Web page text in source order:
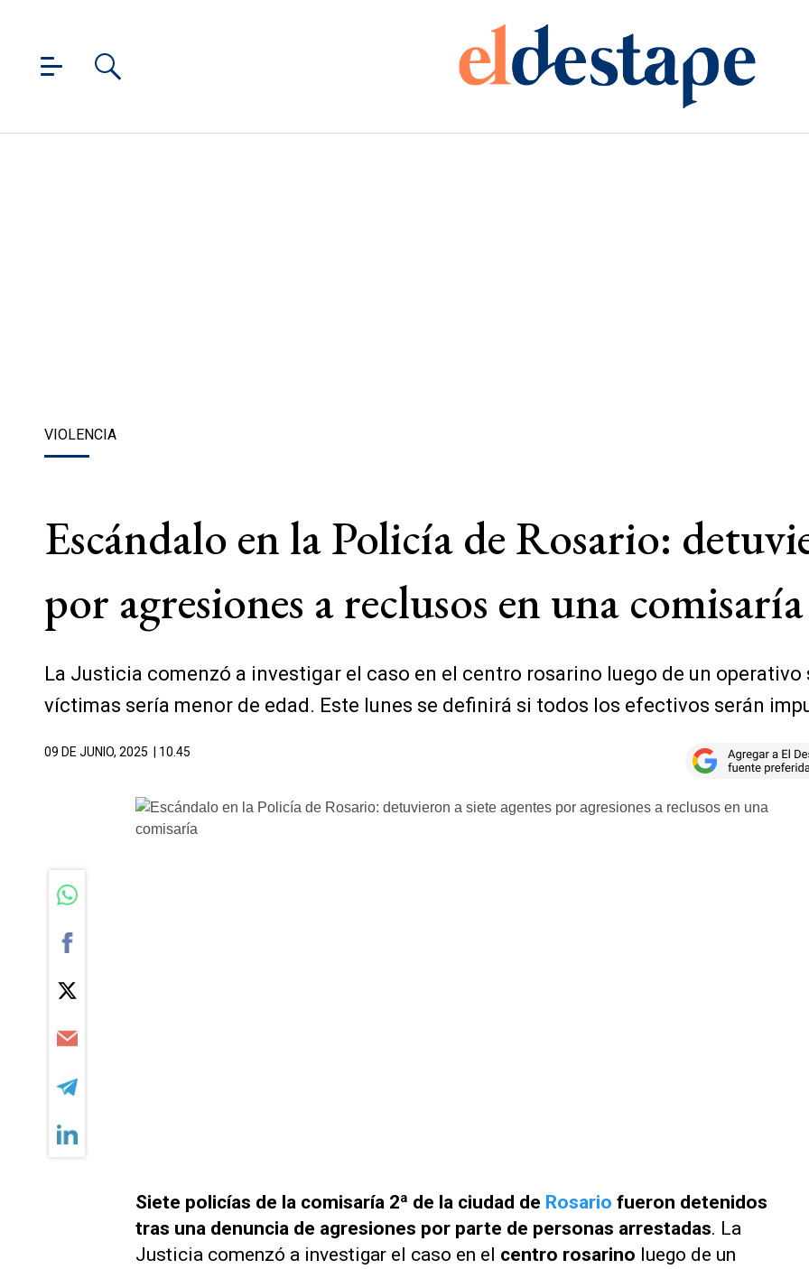
VIOLENCIA
Escándalo en la Policía de Rosario:
por agresiones a reclusos en una comisaría
La Justicia comenzó a investigar el caso en el centro rosarino luego de un operativo
víctimas sería menor de edad. Este lunes se definirá si todos los efectivos serán
09 DE JUNIO, 2025 | 10.45
Siete policías de la comisaría 2ª de la ciudad de Rosario fueron detenidos
tras una denuncia de agresiones por parte de personas arrestadas. La
Justicia comenzó a investigar el caso en el centro rosarino luego de un